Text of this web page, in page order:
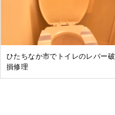
ひたちなか市でトイレのレバー破
損修理